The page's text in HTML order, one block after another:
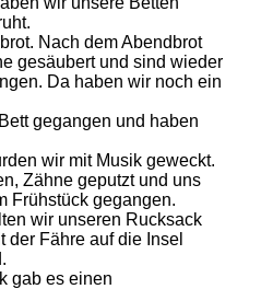
Nach dem Abendbrot
gesäubert und sind wieder
Da haben wir noch ein
gegangen und haben
wir mit Musik geweckt.
Zähne geputzt und uns
Frühstück gegangen.
wir unseren Rucksack
der Fähre auf die Insel
gab es einen